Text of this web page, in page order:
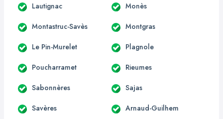
Lautignac Monès
Montastruc-Savès Montgras
Le Pin-Murelet Plagnole
Poucharramet Rieumes
Sabonnères Sajas
Savères Arnaud-Guilhem